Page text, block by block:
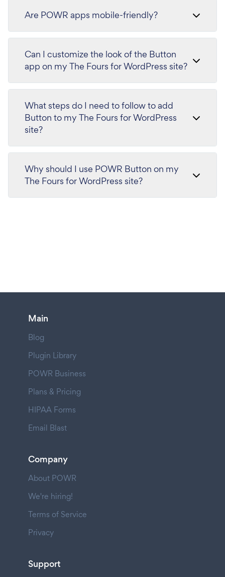
Are POWR apps mobile-friendly?
Can I customize the look of the Button
app on my The Fours for WordPress site?
What steps do I need to follow to add
Button to my The Fours for WordPress
site?
Why should I use POWR Button on my
The Fours for WordPress site?
Main
Blog
Plugin Library
POWR Business
Plans & Pricing
HIPAA Forms
Email Blast
Company
About POWR
We're hiring!
Terms of Service
Privacy
Support